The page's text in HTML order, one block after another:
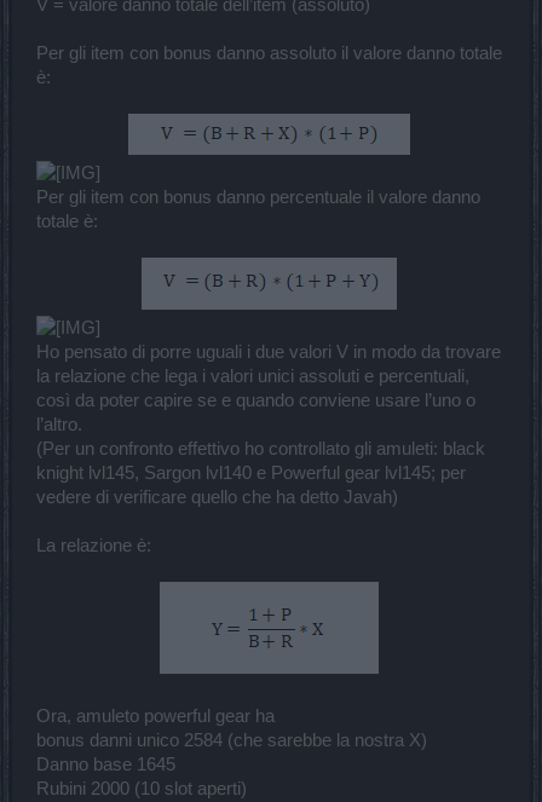
V = valore danno totale dell’item (assoluto)
Per gli item con bonus danno assoluto il valore danno totale
è:
Per gli item con bonus danno percentuale il valore danno
totale è:
Ho pensato di porre uguali i due valori V in modo da trovare
la relazione che lega i valori unici assoluti e percentuali,
così da poter capire se e quando conviene usare l’uno o
l’altro.
(Per un confronto effettivo ho controllato gli amuleti: black
knight lvl145, Sargon lvl140 e Powerful gear lvl145; per
vedere di verificare quello che ha detto Javah)
La relazione è:
Ora, amuleto powerful gear ha
bonus danni unico 2584 (che sarebbe la nostra X)
Danno base 1645
Rubini 2000 (10 slot aperti)